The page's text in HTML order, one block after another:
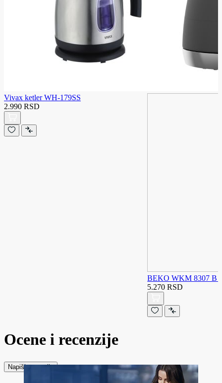
Vivax ketler WH-179SS
2.990 RSD
BEKO WKM 8307 B
5.270 RSD
Ocene i recenzije
Napiši recenziju